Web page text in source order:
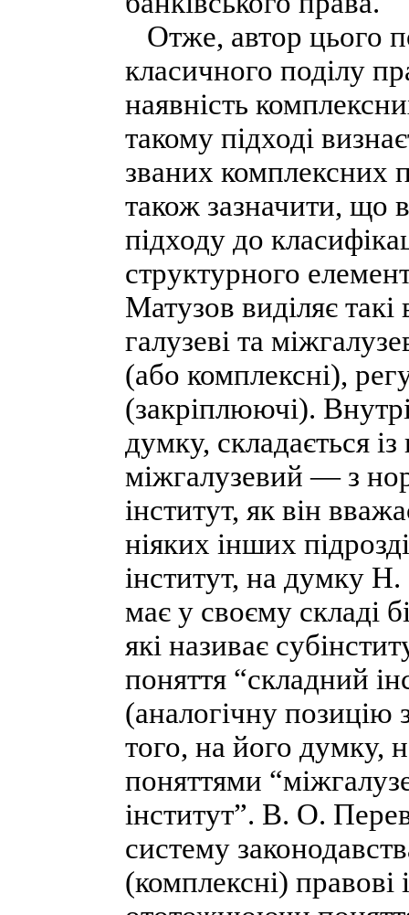
Отже, автор цього
класичного поділу
наявність
такому підході
званих комплексних
також зазначити, що
підходу до
структурного
Матузов виділяє
галузеві та
(або комплексні),
(закріплюючі).
думку, складається
міжгалузевий — з
інститут, як він
ніяких інших
інститут, на думку
має у своєму складі
які називає
поняття “складний
(аналогічну позицію
того, на його думку,
поняттями
інститут”. В. О.
систему
(комплексні)